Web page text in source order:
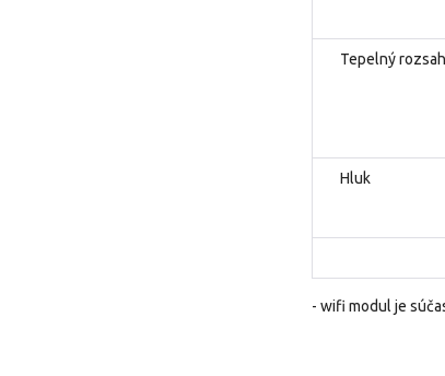
Tepelný rozsah
Hluk
- wifi modul je